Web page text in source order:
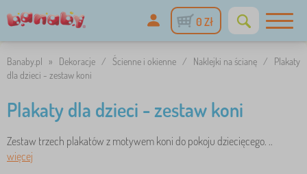
0 Zł
Banaby.pl » Dekoracje / Ścienne i okienne / Naklejki na ścianę /
Plakaty
dla dzieci - zestaw koni
Plakaty dla dzieci - zestaw koni
Zestaw trzech plakatów z motywem koni do pokoju dziecięcego. ..
więcej